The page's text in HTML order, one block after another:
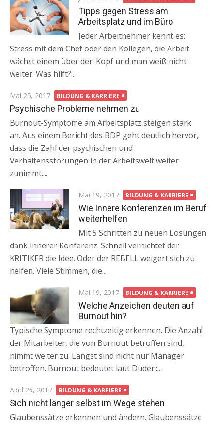
on
Tipps gegen Stress am
Arbeitsplatz und im Büro
Jeder Arbeitnehmer kennt es:
Stress mit dem Chef oder den Kollegen, die Arbeit
wächst einem über den Kopf und man weiß nicht
weiter. Was hilft?...
Posted
on
Mai 25, 2017 BILDUNG & KARRIERE
Psychische Probleme nehmen zu
Burnout-Symptome am Arbeitsplatz steigen stark
an. Aus einem Bericht des BDP geht deutlich hervor,
dass die Zahl der psychischen und
Verhaltensstörungen in der Arbeitswelt weiter
zunimmt....
Posted
on
Mai 19, 2017 BILDUNG & KARRIERE
Wie Innere Konferenzen im Beruf
weiterhelfen
Mit 5 Schritten zu neuen Lösungen
dank Innerer Konferenz. Schnell vernichtet der
KRITIKER die Idee. Oder der REBELL weigert sich zu
helfen. Viele Stimmen, die...
Posted
on
Mai 19, 2017 BILDUNG & KARRIERE
Welche Anzeichen deuten auf
Burnout hin?
Typische Symptome rechtzeitig erkennen. Die Anzahl
der Mitarbeiter, die von Burnout betroffen sind,
nimmt weiter zu. Längst sind nicht nur Manager
betroffen. Burnout bedeutet laut Duden:...
Posted
on
April 25, 2017 BILDUNG & KARRIERE
Sich nicht länger selbst im Wege stehen
Glaubenssätze erkennen und ändern. Glaubenssätze